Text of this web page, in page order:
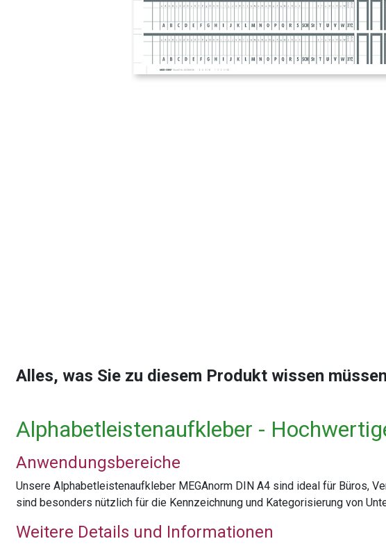
Alles, was Sie zu diesem Produkt wissen müssen
Alphabetleistenaufkleber -
Anwendungsbereiche
Unsere Alphabetleistenaufkleber MEGAnorm DIN A4 sind ideal für Büros,
sind besonders nützlich für die Kennzeichnung und Kategorisierung von
Weitere Details und Informationen